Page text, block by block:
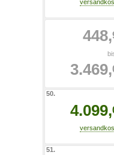
448,
3.469,
50.
4.099,
51.